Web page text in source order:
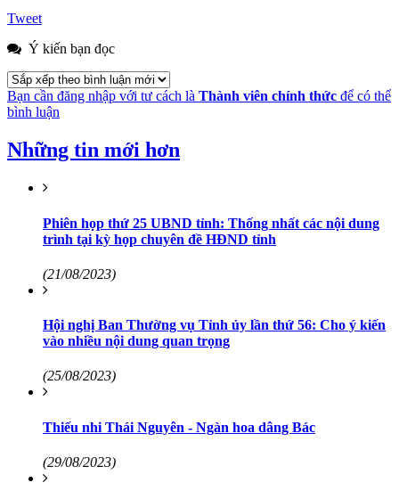
Tweet
Ý kiến bạn đọc
Bạn cần đăng nhập với tư cách là Thành viên chính thức để có thể
bình luận
Những tin mới hơn
Phiên họp thứ 25 UBND tỉnh: Thống nhất các nội dung
trình tại kỳ họp chuyên đề HĐND tỉnh
(21/08/2023)
Hội nghị Ban Thường vụ Tỉnh ủy lần thứ 56: Cho ý kiến
vào nhiều nội dung quan trọng
(25/08/2023)
Thiếu nhi Thái Nguyên - Ngàn hoa dâng Bác
(29/08/2023)